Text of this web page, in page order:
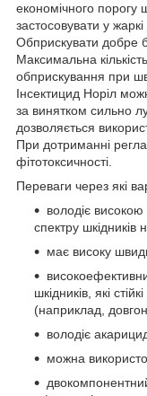
економічного
застосовувати у
Обприскувати добре
Максимальна
обприскування при
Інсектицид Норіл
за винятком сильно
дозволяється
При дотриманні
фітотоксичності.
Переваги через які
володіє
спектру шкідників
має високу
шкідників, які
(наприклад,
володіє
можна